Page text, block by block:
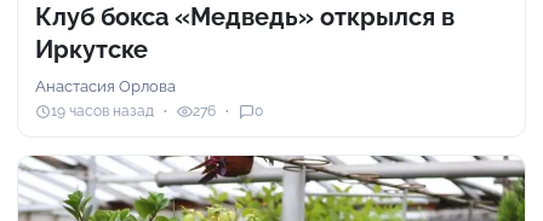
Клуб бокса «Медведь» открылся в
Иркутске
Анастасия Орлова
19 часов назад 276 0